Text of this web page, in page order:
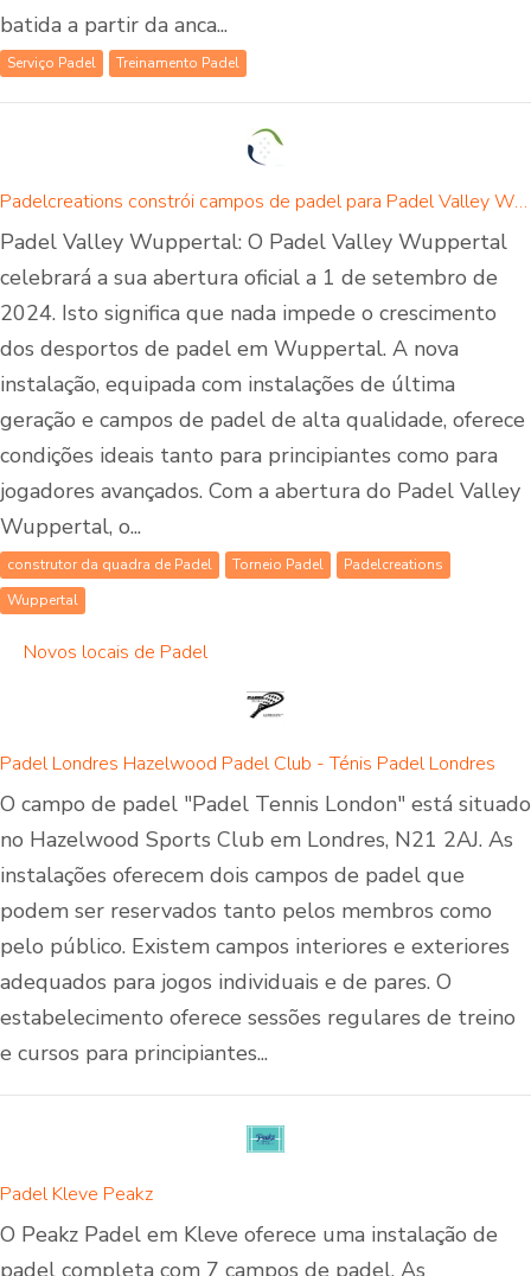
batida a partir da anca...
Serviço Padel Treinamento Padel
Padelcreations constrói campos de padel para Padel Valley Wuppertal - abertura a 01 de setembro de 2024
Padel Valley Wuppertal: O Padel Valley Wuppertal
celebrará a sua abertura oficial a 1 de setembro de
2024. Isto significa que nada impede o crescimento
dos desportos de padel em Wuppertal. A nova
instalação, equipada com instalações de última
geração e campos de padel de alta qualidade, oferece
condições ideais tanto para principiantes como para
jogadores avançados. Com a abertura do Padel Valley
Wuppertal, o...
construtor da quadra de Padel Torneio Padel
Padelcreations
Wuppertal
Novos locais de Padel
Padel Londres Hazelwood Padel Club - Ténis Padel Londres
O campo de padel "Padel Tennis London" está situado
no Hazelwood Sports Club em Londres, N21 2AJ. As
instalações oferecem dois campos de padel que
podem ser reservados tanto pelos membros como
pelo público. Existem campos interiores e exteriores
adequados para jogos individuais e de pares. O
estabelecimento oferece sessões regulares de treino
e cursos para principiantes...
Padel Kleve Peakz
O Peakz Padel em Kleve oferece uma instalação de
padel completa com 7 campos de padel. As